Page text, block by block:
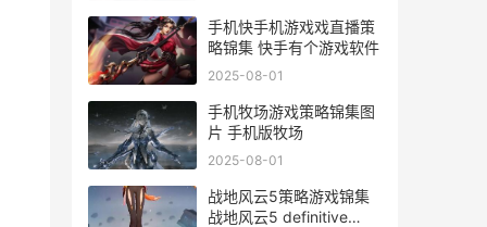
手机快手机游戏戏直播策
略锦集 快手有个游戏软件
2025-08-01
手机牧场游戏策略锦集图
片 手机版牧场
2025-08-01
战地风云5策略游戏锦集
战地风云5 definitive